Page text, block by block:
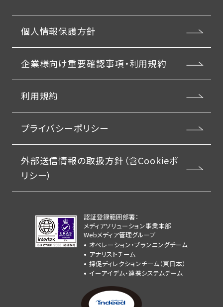
個人情報保護方針
企業様向け重要確認事項・利用規約
利用規約
プライバシーポリシー
外部送信情報の取扱方針（含Cookieポ
リシー）
認証登録範囲部署：
メディアソリューション事業本部
Webメディア管理グループ
オペレーション・プランニングチーム
アナリストチーム
採促ディレクションチーム（東日本）
イーアイデム・連携システムチーム